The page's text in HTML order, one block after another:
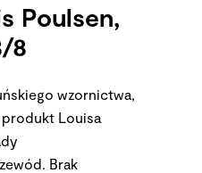
Poulsen,
8
wzornictwa,
produkt Louisa
Brak